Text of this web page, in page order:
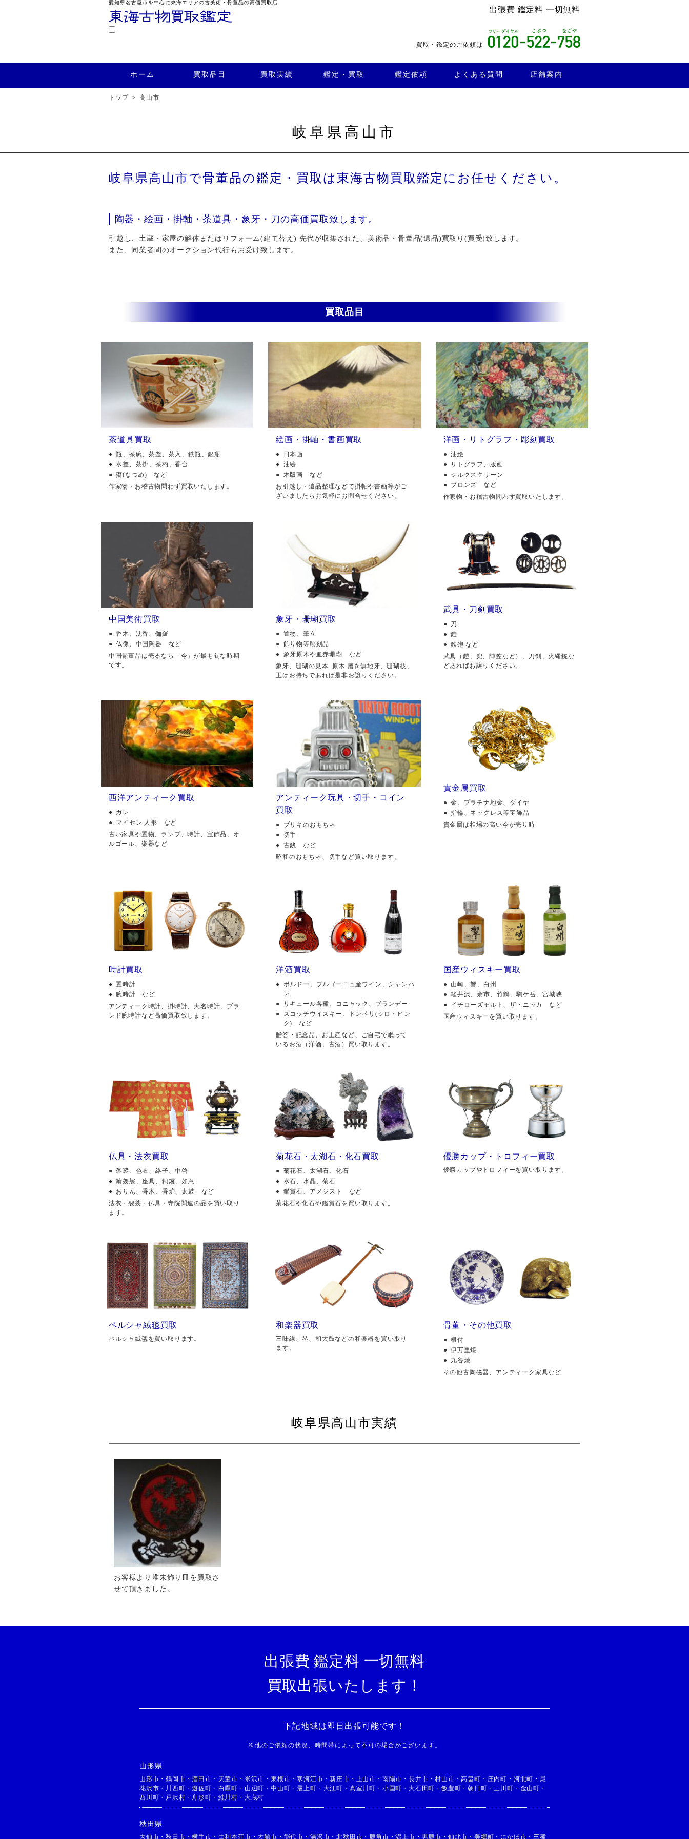
愛知県名古屋市を中心に東海エリアの古美術・骨董品の高価買取店
出張費 鑑定料 一切無料
買取・鑑定のご依頼は
ホーム 買取品目 買取実績 鑑定・買取 鑑定依頼 よくある質問 店舗案内
トップ 高山市
岐阜県高山市
岐阜県高山市で骨董品の鑑定・買取は東海古物買取鑑定にお任せください。
陶器・絵画・掛軸・茶道具・象牙・刀の高価買取致します。
引越し、土蔵・家屋の解体またはリフォーム(建て替え) 先代が収集された、美術品・骨董品(遺品)買取り(買受)致します。
また、同業者間のオークション代行もお受け致します。
買取品目
茶道具買取
瓶、茶碗、茶釜、茶入、鉄瓶、銀瓶
水差、茶掛、茶杓、香合
棗(なつめ) など
作家物・お稽古物問わず買取いたします。
絵画・掛軸・書画買取
日本画
油絵
木版画 など
お引越し・遺品整理などで掛軸や書画等がご
ざいましたらお気軽にお問合せください。
洋画・リトグラフ・彫刻買取
油絵
リトグラフ、版画
シルクスクリーン
ブロンズ など
作家物・お稽古物問わず買取いたします。
中国美術買取
香木、沈香、伽羅
仏像、中国陶器 など
中国骨董品は売るなら「今」が最も旬な時期
です。
象牙・珊瑚買取
置物、筆立
飾り物等彫刻品
象牙原木や血赤珊瑚 など
象牙、珊瑚の見本. 原木 磨き無地牙、珊瑚枝、
玉はお持ちであれば是非お譲りください。
武具・刀剣買取
刀
鎧
鉄砲 など
武具（鎧、兜、陣笠など）、刀剣、火縄銃な
どあればお譲りください。
西洋アンティーク買取
ガレ
マイセン 人形 など
古い家具や置物、ランプ、時計、宝飾品、オ
ルゴール、楽器など
アンティーク玩具・切手・コイン
買取
ブリキのおもちゃ
切手
古銭 など
昭和のおもちゃ、切手など買い取ります。
貴金属買取
金、プラチナ地金、ダイヤ
指輪、ネックレス等宝飾品
貴金属は相場の高い今が売り時
時計買取
置時計
腕時計 など
アンティーク時計、掛時計、大名時計、ブラ
ンド腕時計など高価買取致します。
洋酒買取
ボルドー、ブルゴーニュ産ワイン、シャンパ
ン
リキュール各種、コニャック、ブランデー
スコッチウイスキー、ドンペリ(シロ・ピン
ク) など
贈答・記念品、お土産など、ご自宅で眠って
いるお酒（洋酒、古酒）買い取ります。
国産ウィスキー買取
山崎、響、白州
軽井沢、余市、竹鶴、駒ケ岳、宮城峡
イチローズモルト、ザ・ニッカ など
国産ウィスキーを買い取ります。
仏具・法衣買取
袈裟、色衣、絡子、中啓
輪袈裟、座具、銅鑼、如意
おりん、香木、香炉、太鼓 など
法衣・袈裟・仏具・寺院関連の品を買い取り
ます。
菊花石・太湖石・化石買取
菊花石、太湖石、化石
水石、水晶、菊石
鑑賞石、アメジスト など
菊花石や化石や鑑賞石を買い取ります。
優勝カップ・トロフィー買取
優勝カップやトロフィーを買い取ります。
ペルシャ絨毯買取
ペルシャ絨毯を買い取ります。
和楽器買取
三味線、琴、和太鼓などの和楽器を買い取り
ます。
骨董・その他買取
根付
伊万里焼
九谷焼
その他古陶磁器、アンティーク家具など
岐阜県高山市実績
お客様より堆朱飾り皿を買取さ
せて頂きました。
出張費 鑑定料 一切無料
買取出張いたします！
下記地域は即日出張可能です！
※他のご依頼の状況、時間帯によって不可の場合がございます。
山形県
山形市 ・鶴岡市 ・酒田市 ・ 天童市 ・ 米沢市 ・東根市 ・寒河江市 ・新庄市 ・ 上山市 ・ 南陽市 ・ 長井市 ・村山市 ・高畠町 ・ 庄内町 ・ 河北町 ・ 尾
花沢市 ・ 川西町 ・遊佐町 ・ 白鷹町 ・ 山辺町 ・中山町 ・最上町 ・ 大江町 ・ 真室川町 ・ 小国町 ・ 大石田町 ・ 飯豊町 ・朝日町 ・ 三川町 ・ 金山町 ・
西川町 ・ 戸沢村 ・舟形町 ・ 鮭川村 ・ 大蔵村
秋田県
大仙市 ・秋田市 ・横手市 ・ 由利本荘市 ・大館市 ・ 能代市 ・ 湯沢市 ・北秋田市 ・ 鹿角市 ・潟上市 ・ 男鹿市 ・ 仙北市 ・美郷町 ・ にかほ市 ・ 三種